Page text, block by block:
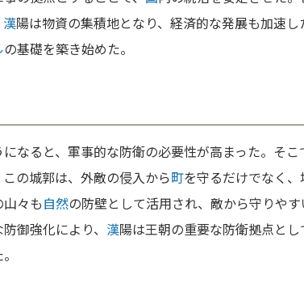
漢陽は物資の集積地となり、経済的な発展も加速し
の基礎を築き始めた。
なると、軍事的な防衛の必要性が高まった。そこ
の城郭は、外敵の侵入から町を守るだけでなく、
々も自然の防壁として活用され、敵から守りや
御強化により、 漢陽は王朝の重要な防衛拠点とし